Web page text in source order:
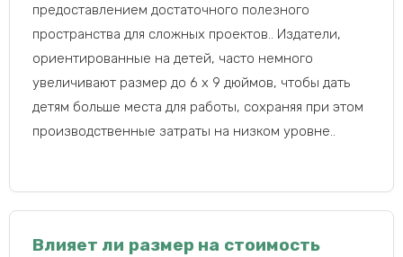
предоставлением достаточного полезного
пространства для сложных проектов.. Издатели,
ориентированные на детей, часто немного
увеличивают размер до 6 x 9 дюймов, чтобы дать
детям больше места для работы, сохраняя при этом
производственные затраты на низком уровне..
Влияет ли размер на стоимость